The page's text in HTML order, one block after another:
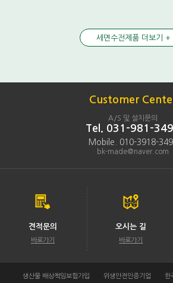
세면수전제품 더보기 +
Customer
A/S 및 설치문의
Tel. 031-981-
Mobile. 010-3918-
bk-made@naver.com
견적문의
바로가기
오시는 길
바로가기
생산물 배상책임보험가입 위생안전인증기업 한